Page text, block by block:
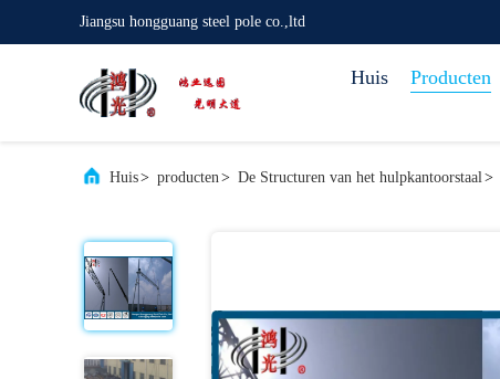
Jiangsu hongguang steel pole co.,ltd
Huis Producten
Huis> producten> De Structuren van het hulpkantoorstaal>